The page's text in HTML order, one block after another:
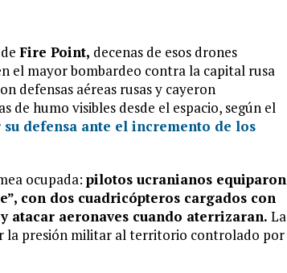
Fire Point, decenas de esos drones
el mayor bombardeo contra la capital rusa
defensas aéreas rusas y cayeron
de humo visibles desde el espacio, según el
defensa ante el incremento de los
ocupada: pilotos ucranianos equiparon
con dos cuadricópteros cargados con
atacar aeronaves cuando aterrizaran. La
la presión militar al territorio controlado por